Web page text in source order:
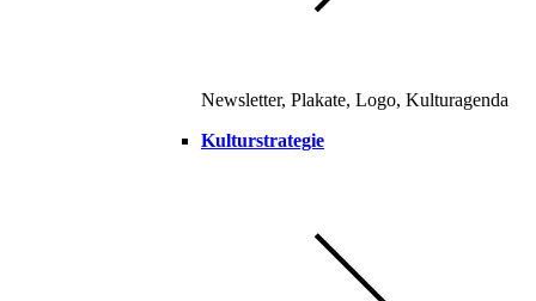
Newsletter, Plakate, Logo, Kulturagenda
Kulturstrategie